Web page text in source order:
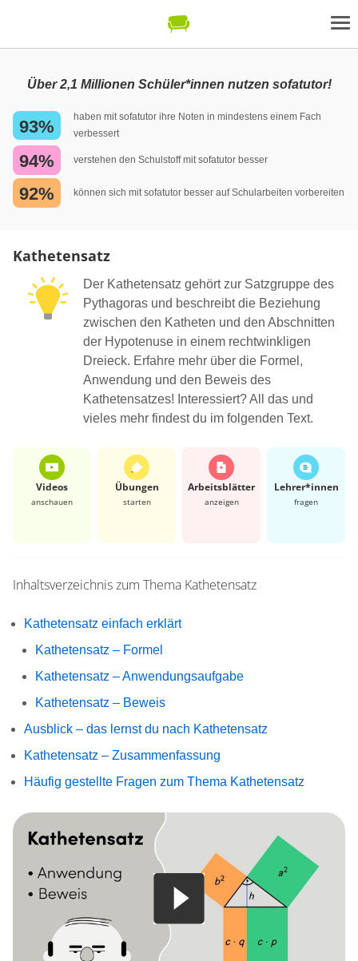
Über 2,1 Millionen Schüler*innen nutzen sofatutor!
93%
haben mit sofatutor ihre Noten in mindestens einem Fach
verbessert
94% verstehen den Schulstoff mit sofatutor besser
92% können sich mit sofatutor besser auf Schularbeiten vorbereiten
Kathetensatz
Der Kathetensatz gehört zur Satzgruppe des
Pythagoras und beschreibt die Beziehung
zwischen den Katheten und den Abschnitten
der Hypotenuse in einem rechtwinkligen
Dreieck. Erfahre mehr über die Formel,
Anwendung und den Beweis des
Kathetensatzes! Interessiert? All das und
vieles mehr findest du im folgenden Text.
Videos
anschauen
Übungen
starten
Arbeits­blätter
anzeigen
Lehrer*​innen
fragen
Inhaltsverzeichnis zum Thema Kathetensatz
Kathetensatz einfach erklärt
Kathetensatz – Formel
Kathetensatz – Anwendungsaufgabe
Kathetensatz – Beweis
Ausblick – das lernst du nach Kathetensatz
Kathetensatz – Zusammenfassung
Häufig gestellte Fragen zum Thema Kathetensatz